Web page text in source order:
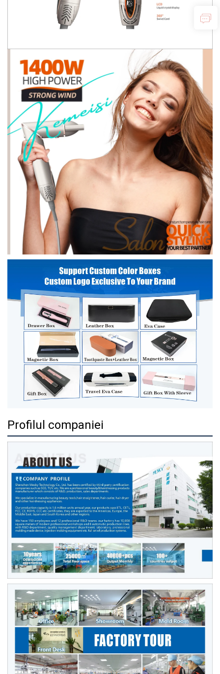
Profilul companiei